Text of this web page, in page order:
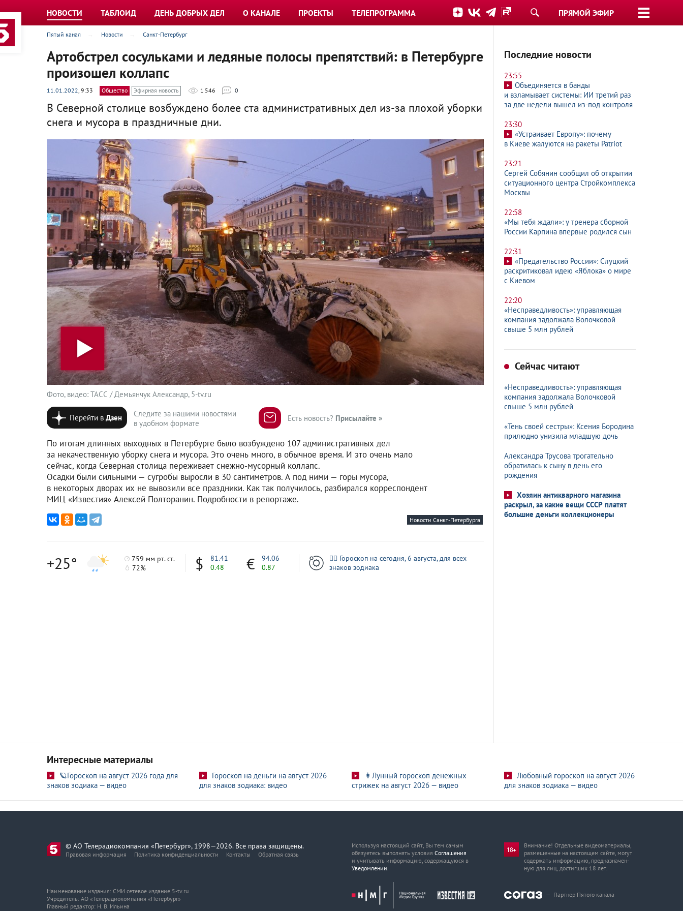
ПРЯМОЙ ЭФИР
НОВОСТИ ТАБЛОИД ДЕНЬ ДОБРЫХ ДЕЛ О КАНАЛЕ ПРОЕКТЫ ТЕЛЕПРОГРАММА
Пятый канал Новости Санкт-Петербург
Артобстрел сосульками и ледяные полосы препятствий: в Петербурге
произошел коллапс
11.01.2022, 9:33 Общество Эфирная новость 1 546 0
В Северной столице возбуждено более ста административных дел из-за плохой уборки
снега и мусора в праздничные дни.
Фото, видео: ТАСС / Демьянчук Александр, 5-tv.ru
Перейти вДзен
Следите за нашими новостями
в удобном формате
Есть новость? Присылайте »
По итогам длинных выходных в Петербурге было возбуждено 107 административных дел
за некачественную уборку снега и мусора. Это очень много, в обычное время. И это очень мало
сейчас, когда Северная столица переживает снежно-мусорный коллапс.
Осадки были сильными — сугробы выросли в 30 сантиметров. А под ними — горы мусора,
в некоторых дворах их не вывозили все праздники. Как так получилось, разбирался корреспондент
МИЦ «Известия» Алексей Полторанин. Подробности в репортаже.
Новости Санкт-Петербурга
+25°
759 мм рт. ст.
72%
81.41
0.48
94.06
0.87
🧙‍♀ Гороскоп на сегодня, 6 августа, для всех
знаков зодиака
Последние новости
23:55
Объединяется в банды
и взламывает системы: ИИ третий раз
за две недели вышел из-под контроля
23:30
«Устраивает Европу»: почему
в Киеве жалуются на ракеты Patriot
23:21
Сергей Собянин сообщил об открытии
ситуационного центра Стройкомплекса
Москвы
22:58
«Мы тебя ждали»: у тренера сборной
России Карпина впервые родился сын
22:31
«Предательство России»: Слуцкий
раскритиковал идею «Яблока» о мире
с Киевом
22:20
«Несправедливость»: управляющая
компания задолжала Волочковой
свыше 5 млн рублей
Сейчас читают
«Несправедливость»: управляющая
компания задолжала Волочковой
свыше 5 млн рублей
«Тень своей сестры»: Ксения Бородина
прилюдно унизила младшую дочь
Александра Трусова трогательно
обратилась к сыну в день его
рождения
Хозяин антикварного магазина
раскрыл, за какие вещи СССР платят
большие деньги коллекционеры
Интересные материалы
🪐Гороскоп на август 2026 года для
знаков зодиака — видео
Гороскоп на деньги на август 2026
для знаков зодиака: видео
👩Лунный гороскоп денежных
стрижек на август 2026 — видео
Любовный гороскоп на август 2026
для знаков зодиака — видео
© АО Телерадиокомпания «Петербург», 1998—2026. Все права защищены.
Правовая информация Политика конфиденциальности Контакты Обратная связь
Используя настоящий сайт, Вы тем самым
обязуетесь выполнять условия Соглашения
и учитывать информацию, содержащуюся в
Уведомлении.
Внимание! Отдельные видеоматериалы,
размещенные на настоящем сайте, могут
содержать информацию, предназначен­
ную для лиц, достигших 18 лет.
Наименование издания: СМИ сетевое издание 5-tv.ru
Учредитель: АО «Телерадиокомпания «Петербург»
Главный редактор: Н. В. Ильина
— Партнер Пятого канала